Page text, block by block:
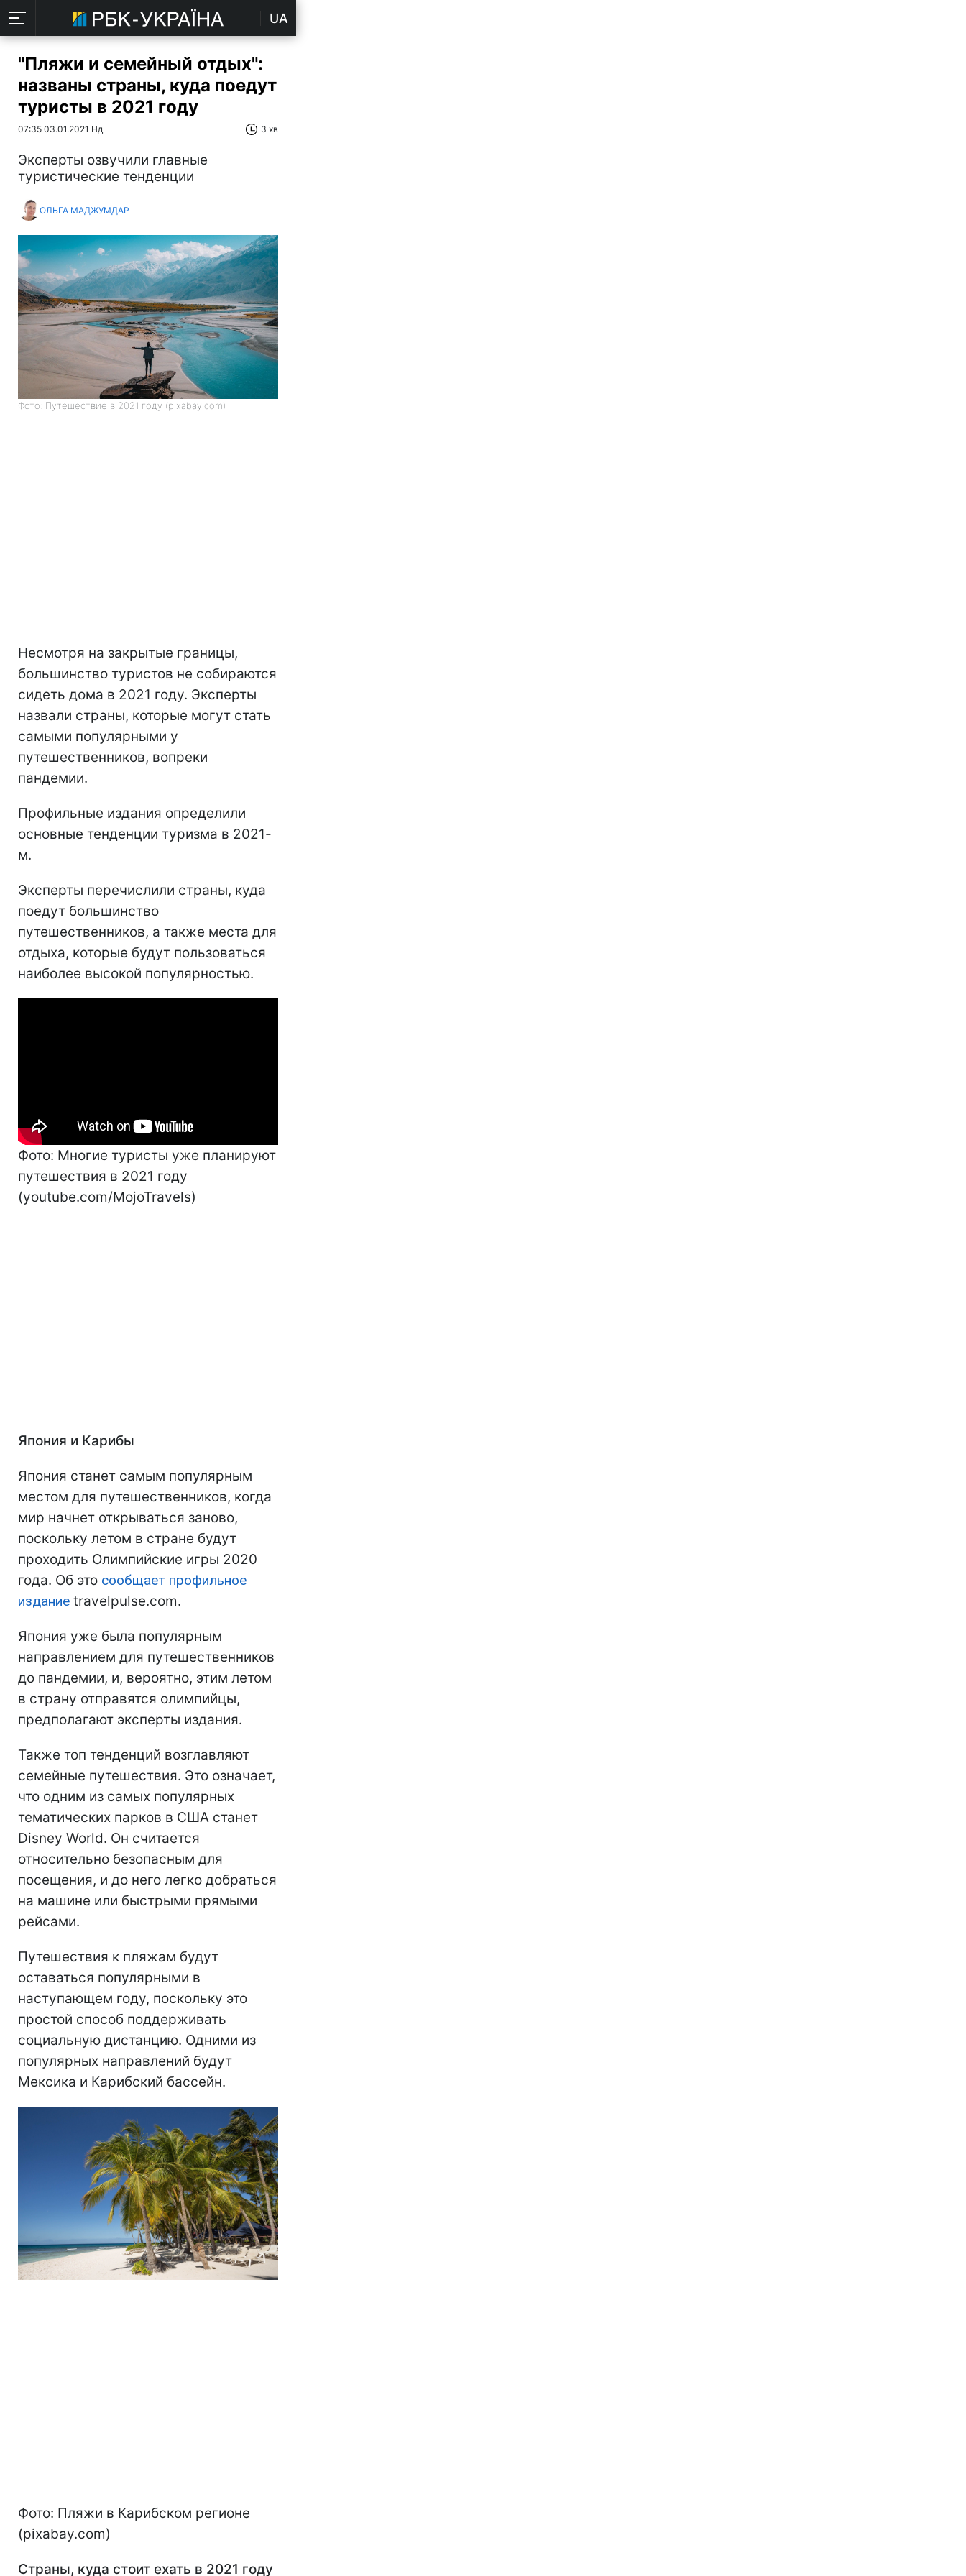
UA
"Пляжи и семейный отдых":
названы страны, куда поедут
туристы в 2021 году
07:35 03.01.2021 Нд 3 хв
Эксперты озвучили главные
туристические тенденции
ОЛЬГА МАДЖУМДАР
Фото: Путешествие в 2021 году (pixabay.com)
Несмотря на закрытые границы,
большинство туристов не собираются
сидеть дома в 2021 году. Эксперты
назвали страны, которые могут стать
самыми популярными у
путешественников, вопреки
пандемии.
Профильные издания определили
основные тенденции туризма в 2021-
м.
Эксперты перечислили страны, куда
поедут большинство
путешественников, а также места для
отдыха, которые будут пользоваться
наиболее высокой популярностью.
Фото: Многие туристы уже планируют
путешествия в 2021 году
(youtube.com/MojoTravels)
Япония и Карибы
Япония станет самым популярным
местом для путешественников, когда
мир начнет открываться заново,
поскольку летом в стране будут
проходить Олимпийские игры 2020
года. Об это сообщает профильное
издание travelpulse.com.
Япония уже была популярным
направлением для путешественников
до пандемии, и, вероятно, этим летом
в страну отправятся олимпийцы,
предполагают эксперты издания.
Также топ тенденций возглавляют
семейные путешествия. Это означает,
что одним из самых популярных
тематических парков в США станет
Disney World. Он считается
относительно безопасным для
посещения, и до него легко добраться
на машине или быстрыми прямыми
рейсами.
Путешествия к пляжам будут
оставаться популярными в
наступающем году, поскольку это
простой способ поддерживать
социальную дистанцию. Одними из
популярных направлений будут
Мексика и Карибский бассейн.
Фото: Пляжи в Карибском регионе
(pixabay.com)
Страны, куда стоит ехать в 2021 году